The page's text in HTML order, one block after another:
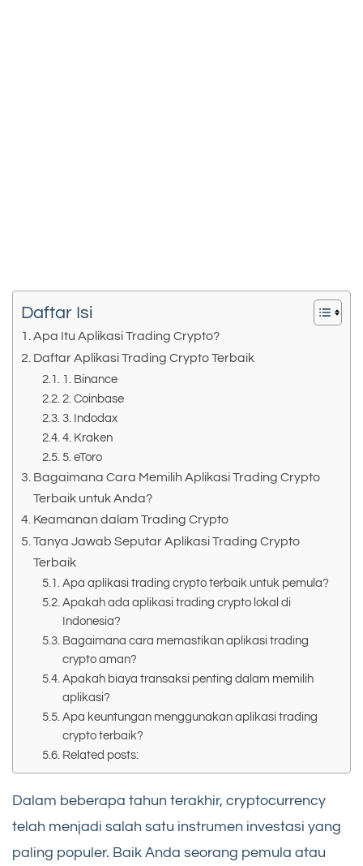
Daftar Isi
Apa Itu Aplikasi Trading Crypto?
Daftar Aplikasi Trading Crypto Terbaik
1. Binance
2. Coinbase
3. Indodax
4. Kraken
5. eToro
Bagaimana Cara Memilih Aplikasi Trading Crypto
Terbaik untuk Anda?
Keamanan dalam Trading Crypto
Tanya Jawab Seputar Aplikasi Trading Crypto
Terbaik
Apa aplikasi trading crypto terbaik untuk pemula?
Apakah ada aplikasi trading crypto lokal di
Indonesia?
Bagaimana cara memastikan aplikasi trading
crypto aman?
Apakah biaya transaksi penting dalam memilih
aplikasi?
Apa keuntungan menggunakan aplikasi trading
crypto terbaik?
Related posts:
Dalam beberapa tahun terakhir, cryptocurrency
telah menjadi salah satu instrumen investasi yang
paling populer. Baik Anda seorang pemula atau